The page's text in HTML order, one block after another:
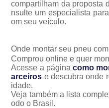
compartilham da proposta
nsulte um especialista
om seu veículo.
Onde montar seu pneu
Comprou online e quer
Acesse a página como
arceiros e descubra onde
idade.
Veja também a lista
odo o Brasil.